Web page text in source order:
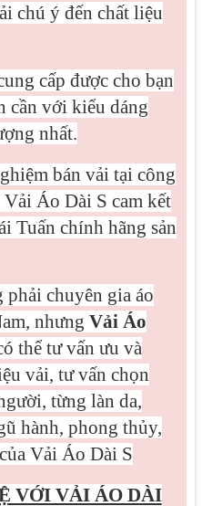
chú ý đến chất liệu
cấp được cho bạn
cần với kiểu dáng
nhất.
bán vải tại công
Áo Dài S cam kết
Tuấn chính hãng sản
chuyên gia áo
nhưng Vải Áo
thể tư vấn ưu và
vải, tư vấn chọn
từng làn da,
hành, phong thủy,
Vải Áo Dài S
VỚI VẢI ÁO DÀI